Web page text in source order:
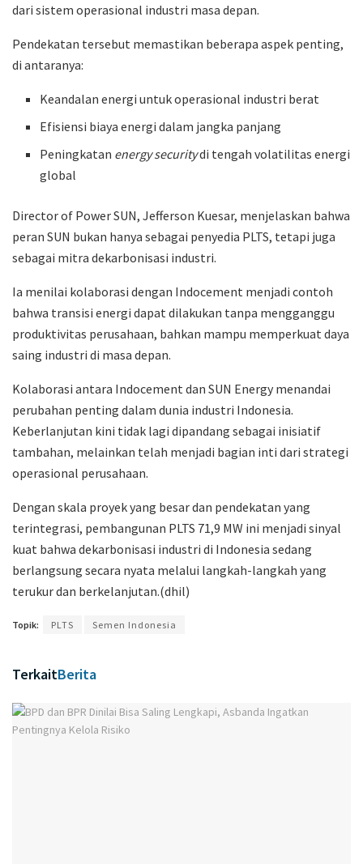
dari sistem operasional industri masa depan.
Pendekatan tersebut memastikan beberapa aspek penting,
di antaranya:
Keandalan energi untuk operasional industri berat
Efisiensi biaya energi dalam jangka panjang
Peningkatan energy securitydi tengah volatilitas energi
global
Director of Power SUN, Jefferson Kuesar, menjelaskan bahwa
peran SUN bukan hanya sebagai penyedia PLTS, tetapi juga
sebagai mitra dekarbonisasi industri.
Ia menilai kolaborasi dengan Indocement menjadi contoh
bahwa transisi energi dapat dilakukan tanpa mengganggu
produktivitas perusahaan, bahkan mampu memperkuat daya
saing industri di masa depan.
Kolaborasi antara Indocement dan SUN Energy menandai
perubahan penting dalam dunia industri Indonesia.
Keberlanjutan kini tidak lagi dipandang sebagai inisiatif
tambahan, melainkan telah menjadi bagian inti dari strategi
operasional perusahaan.
Dengan skala proyek yang besar dan pendekatan yang
terintegrasi, pembangunan PLTS 71,9 MW ini menjadi sinyal
kuat bahwa dekarbonisasi industri di Indonesia sedang
berlangsung secara nyata melalui langkah-langkah yang
terukur dan berkelanjutan.(dhil)
Topik: PLTS Semen Indonesia
TerkaitBerita